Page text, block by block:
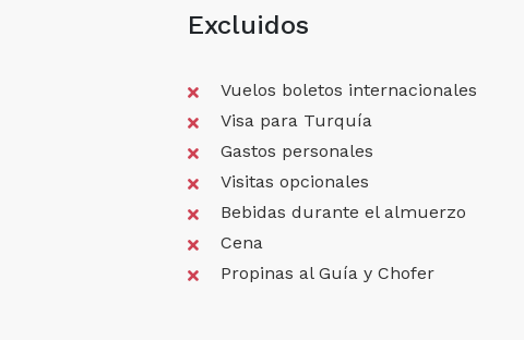
Excluidos
Vuelos boletos internacionales
Visa para Turquía
Gastos personales
Visitas opcionales
Bebidas durante el almuerzo
Cena
Propinas al Guía y Chofer